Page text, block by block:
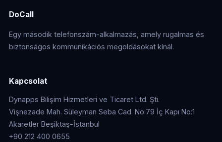
DoCall
Egy második telefonszám-alkalmazás, amely rugalmas és
biztonságos kommunikációs megoldásokat kínál.
Kapcsolat
Dynapps Bilişim Hizmetleri ve Ticaret Ltd. Şti.
Vişnezade Mah. Süleyman Seba Cad. No:79 İç Kapı No:1
Akaretler Beşiktaş-İstanbul
+90 212 400 0655